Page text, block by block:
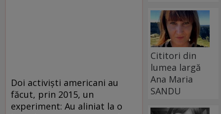
Doi activiști americani au
făcut, prin 2015, un
experiment: Au aliniat la o
Cititori din
lumea largă
Ana Maria
SANDU